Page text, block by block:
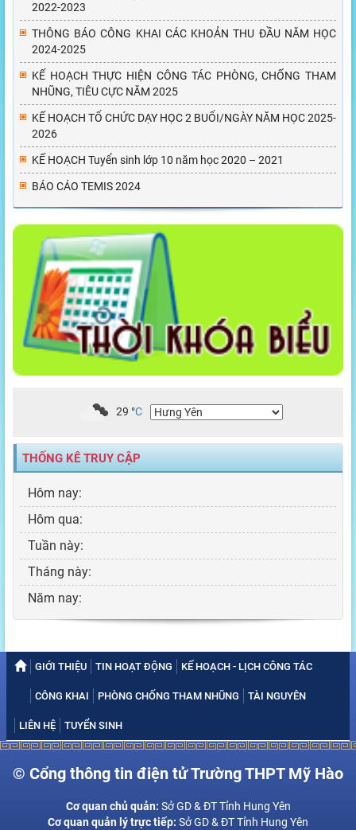
2022-2023
THÔNG BÁO CÔNG KHAI CÁC KHOẢN THU ĐẦU NĂM HỌC
2024-2025
KẾ HOẠCH THỰC HIỆN CÔNG TÁC PHÒNG, CHỐNG THAM
NHŨNG, TIÊU CỰC NĂM 2025
KẾ HOẠCH TỔ CHỨC DẠY HỌC 2 BUỔI/NGÀY NĂM HỌC 2025-
2026
KẾ HOẠCH Tuyển sinh lớp 10 năm học 2020 – 2021
BÁO CÁO TEMIS 2024
29 °C
THỐNG KÊ TRUY CẬP
Hôm nay:
Hôm qua:
Tuần này:
Tháng này:
Năm nay:
GIỚI THIỆU TIN HOẠT ĐỘNG KẾ HOẠCH - LỊCH CÔNG TÁC
CÔNG KHAI PHÒNG CHỐNG THAM NHŨNG TÀI NGUYÊN
LIÊN HỆ TUYỂN SINH
© Cổng thông tin điện tử Trường THPT Mỹ Hào
Cơ quan chủ quản: Sở GD & ĐT Tỉnh Hung Yên
Cơ quan quản lý trực tiếp: Sở GD & ĐT Tỉnh Hung Yên